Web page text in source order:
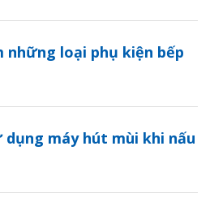
những loại phụ kiện bếp
máy hút mùi khi nấu